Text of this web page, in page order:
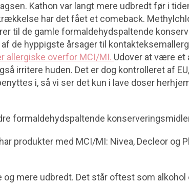
Kathon var langt mere udbredt før i
har det fået et comeback.
til de gamle formaldehydspaltende
af de hyppigste årsager til
allergiske overfor MCI/MI. Udover at være et
irritere huden. Det er dog kontrolleret af
i, så vi ser det kun i lave doser
formaldehydspaltende
produkter med MCI/MI: Nivea, Decleor og
og mere udbredt. Det står oftest som alkohol